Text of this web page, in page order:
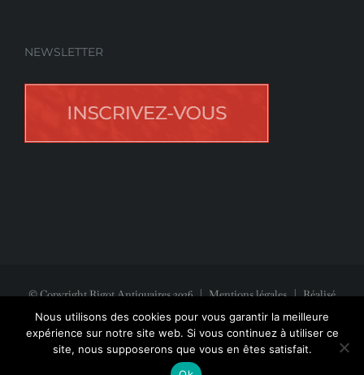
NEWSLETTER
© Copyright Rigot Antiquaires2026|Mentions légales| Réalisé
avec la participation deJeff Concept
FacebookInstagram
Nous utilisons des cookies pour vous garantir la meilleure
expérience sur notre site web. Si vous continuez à utiliser ce
site, nous supposerons que vous en êtes satisfait.